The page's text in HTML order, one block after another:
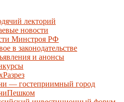
лекторий
новости
Минстроя РФ
в законодательстве
и анонсы
— гостеприимный город